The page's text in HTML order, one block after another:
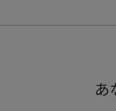
ストラップならでは
あ